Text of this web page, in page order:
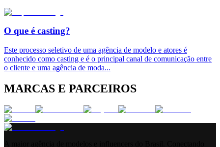
O que é casting?
Este processo seletivo de uma agência de modelo e atores é
conhecido como casting e é o principal canal de comunicação entre
o cliente e uma agência de moda...
MARCAS E PARCEIROS